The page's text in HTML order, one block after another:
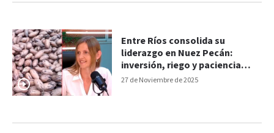
27 de Noviembre de 2025
Entre Ríos consolida su
liderazgo en Nuez Pecán:
inversión, riego y paciencia
para un cultivo de perfil